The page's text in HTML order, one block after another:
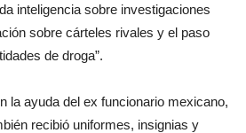
inteligencia sobre investigaciones
sobre cárteles rivales y el paso
de droga”.
la ayuda del ex funcionario mexicano,
recibió uniformes, insignias y